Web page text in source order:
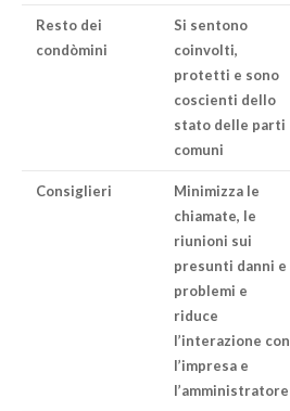
Resto dei
condòmini
Si sentono
coinvolti,
protetti e sono
coscienti dello
stato delle parti
comuni
Consiglieri
Minimizza le
chiamate, le
riunioni sui
presunti danni e
problemi e
riduce
l’interazione con
l’impresa e
l’amministratore